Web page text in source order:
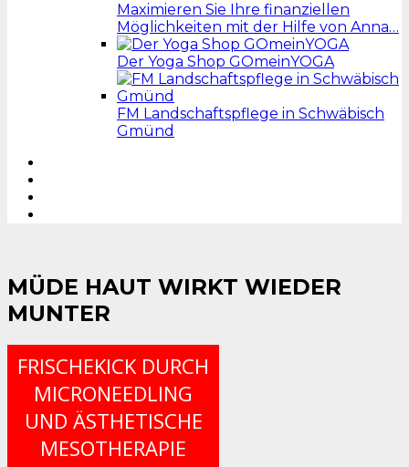
Maximieren Sie Ihre finanziellen
Möglichkeiten mit der Hilfe von Anna…
Der Yoga Shop GOmeinYOGA
FM Landschaftspflege in Schwäbisch
Gmünd
MÜDE HAUT WIRKT WIEDER
MUNTER
FRISCHEKICK DURCH
MICRONEEDLING
UND ÄSTHETISCHE
MESOTHERAPIE